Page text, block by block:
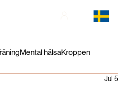
Mental hälsaKroppen
Jul 5